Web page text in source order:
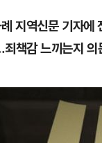
지역신문 기자에
책감 느끼는지 의